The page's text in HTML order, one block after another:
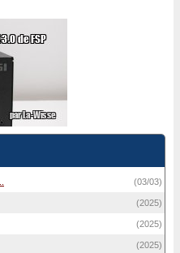
(03/03)
(2025)
(2025)
(2025)